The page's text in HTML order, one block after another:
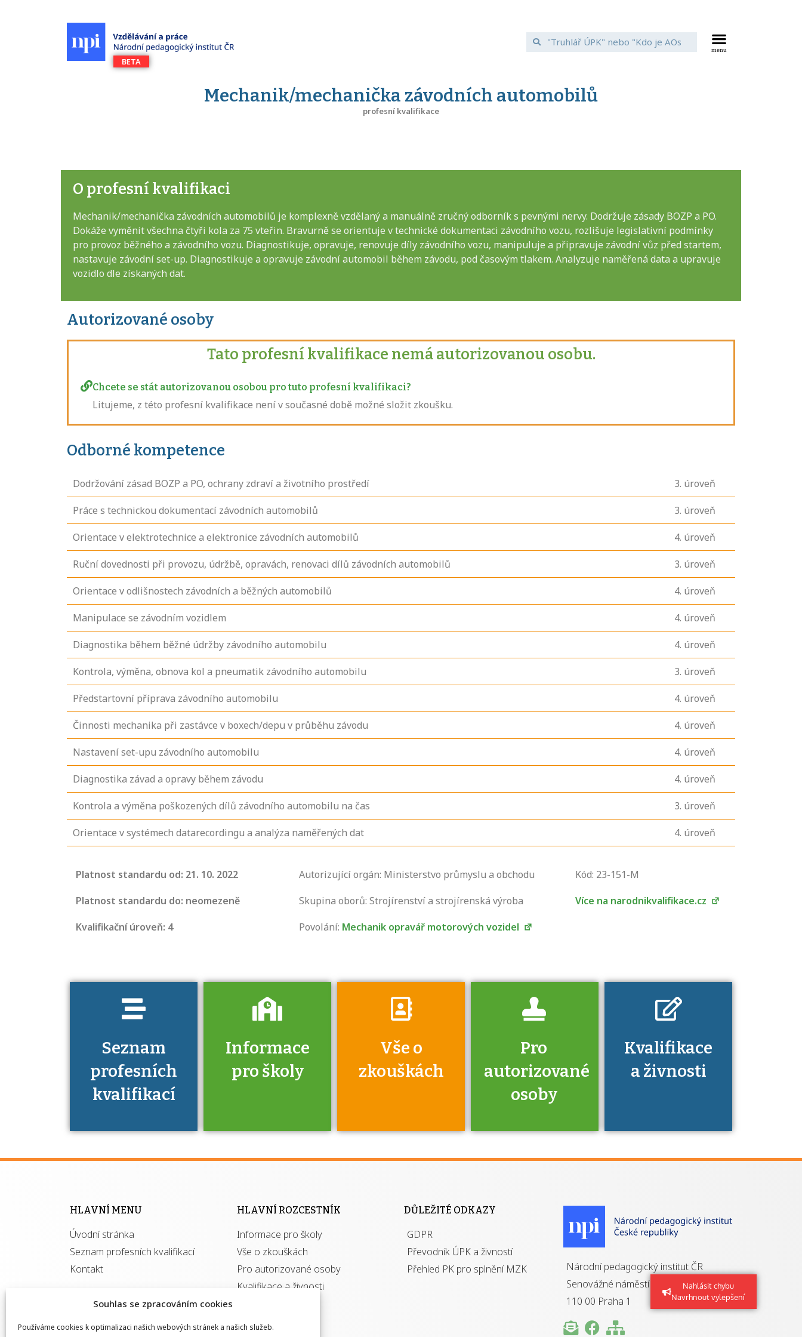
Souhlas se zpracováním cookies
Používáme cookies k optimalizaci našich webových stránek a našich služeb.
Nahlásit chybu
Navrhnout vylepšení
Mechanik/mechanička závodních automobilů
profesní kvalifikace
O profesní kvalifikaci
Mechanik/mechanička závodních automobilů je komplexně vzdělaný a manuálně zručný odborník s pevnými nervy. Dodržuje zásady BOZP a PO.
Dokáže vyměnit všechna čtyři kola za 75 vteřin. Bravurně se orientuje v technické dokumentaci závodního vozu, rozlišuje legislativní podmínky
pro provoz běžného a závodního vozu. Diagnostikuje, opravuje, renovuje díly závodního vozu, manipuluje a připravuje závodní vůz před startem,
nastavuje závodní set-up. Diagnostikuje a opravuje závodní automobil během závodu, pod časovým tlakem. Analyzuje naměřená data a upravuje
vozidlo dle získaných dat.
Autorizované osoby
Tato profesní kvalifikace nemá autorizovanou osobu.
Chcete se stát autorizovanou osobou pro tuto profesní kvalifikaci?
Litujeme, z této profesní kvalifikace není v současné době možné složit zkoušku.
Odborné kompetence
Dodržování zásad BOZP a PO, ochrany zdraví a životního prostředí 3. úroveň
Práce s technickou dokumentací závodních automobilů 3. úroveň
Orientace v elektrotechnice a elektronice závodních automobilů 4. úroveň
Ruční dovednosti při provozu, údržbě, opravách, renovaci dílů závodních automobilů 3. úroveň
Orientace v odlišnostech závodních a běžných automobilů 4. úroveň
Manipulace se závodním vozidlem 4. úroveň
Diagnostika během běžné údržby závodního automobilu 4. úroveň
Kontrola, výměna, obnova kol a pneumatik závodního automobilu 3. úroveň
Předstartovní příprava závodního automobilu 4. úroveň
Činnosti mechanika při zastávce v boxech/depu v průběhu závodu 4. úroveň
Nastavení set-upu závodního automobilu 4. úroveň
Diagnostika závad a opravy během závodu 4. úroveň
Kontrola a výměna poškozených dílů závodního automobilu na čas 3. úroveň
Orientace v systémech datarecordingu a analýza naměřených dat 4. úroveň
Platnost standardu od: 21. 10. 2022
Platnost standardu do: neomezeně
Kvalifikační úroveň: 4
Autorizující orgán: Ministerstvo průmyslu a obchodu
Skupina oborů: Strojírenství a strojírenská výroba
Povolání: Mechanik opravář motorových vozidel
Kód: 23-151-M
Více na narodnikvalifikace.cz
Seznam
profesních
kvalifikací
seznam
kvalifikací. Víte,
musíte pro danou
Informace
pro školy
Víte, že jako škola
kvalifikací jisté
získávání
autorizací?
Vše o
zkouškách
Zjistěte, jak se
zkoušce a kde
o tom, kdo vás
Pro
autorizované
osoby
výhody má získání
Kvalifikace
a živnosti
U řady živností je
Pro které toto
HLAVNÍ MENU
Úvodní stránka
Seznam profesních kvalifikací
Kontakt
HLAVNÍ ROZCESTNÍK
Informace pro školy
Vše o zkouškách
Pro autorizované osoby
Kvalifikace a živnosti
DŮLEŽITÉ ODKAZY
GDPR
Převodník ÚPK a živností
Přehled PK pro splnění MZK
Národní pedagogický institut ČR
Senovážné náměstí 25
110 00 Praha 1